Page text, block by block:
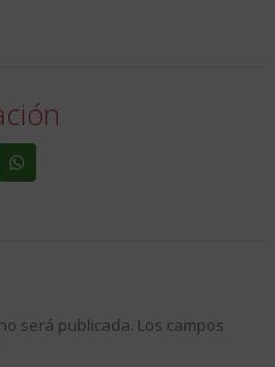
será publicada. Los campos